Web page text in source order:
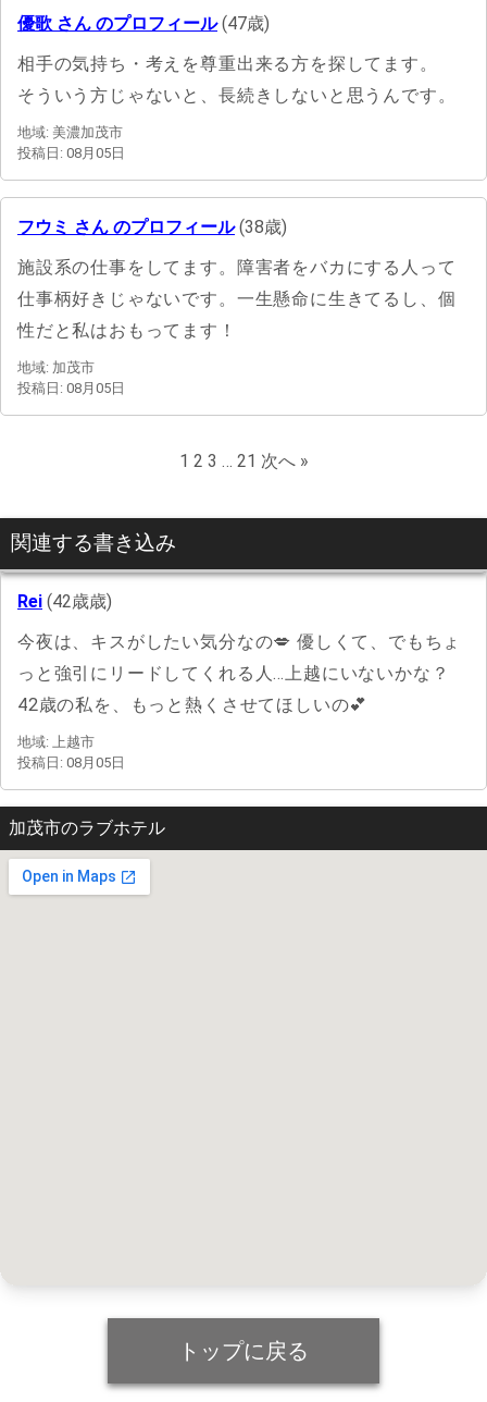
優歌 さん のプロフィール(47歳)
相手の気持ち・考えを尊重出来る方を探してます。
そういう方じゃないと、長続きしないと思うんです。
地域: 美濃加茂市
投稿日: 08月05日
フウミ さん のプロフィール(38歳)
施設系の仕事をしてます。障害者をバカにする人って
仕事柄好きじゃないです。一生懸命に生きてるし、個
性だと私はおもってます！
地域: 加茂市
投稿日: 08月05日
1 2 3 … 21 次へ »
関連する書き込み
Rei (42歳歳)
今夜は、キスがしたい気分なの💋 優しくて、でもちょ
っと強引にリードしてくれる人…上越にいないかな？
42歳の私を、もっと熱くさせてほしいの💕
地域: 上越市
投稿日: 08月05日
加茂市のラブホテル
トップに戻る